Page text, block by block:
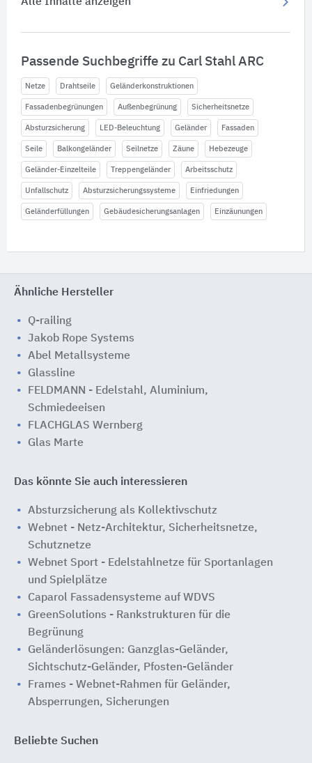
Passende Suchbegriffe zu Carl Stahl ARC
Netze Drahtseile Geländerkonstruktionen
Fassadenbegrünungen Außenbegrünung Sicherheitsnetze
Absturzsicherung LED-Beleuchtung Geländer Fassaden
Seile Balkongeländer Seilnetze Zäune Hebezeuge
Geländer-Einzelteile Treppengeländer Arbeitsschutz
Unfallschutz Absturzsicherungssysteme Einfriedungen
Geländerfüllungen Gebäudesicherungsanlagen Einzäunungen
Ähnliche Hersteller
Q-railing
Jakob Rope Systems
Abel Metallsysteme
Glassline
FELDMANN - Edelstahl, Aluminium,
Schmiedeeisen
FLACHGLAS Wernberg
Glas Marte
Das könnte Sie auch interessieren
Absturzsicherung als Kollektivschutz
Webnet - Netz-Architektur, Sicherheitsnetze,
Schutznetze
Webnet Sport - Edelstahlnetze für Sportanlagen
und Spielplätze
Caparol Fassadensysteme auf WDVS
GreenSolutions - Rankstrukturen für die
Begrünung
Geländerlösungen: Ganzglas-Geländer,
Sichtschutz-Geländer, Pfosten-Geländer
Frames - Webnet-Rahmen für Geländer,
Absperrungen, Sicherungen
Beliebte Suchen